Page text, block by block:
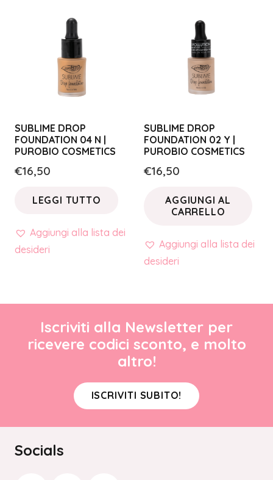
SUBLIME DROP
FOUNDATION 04 N |
PUROBIO COSMETICS
€16,50
LEGGI TUTTO
Aggiungi alla lista dei
desideri
SUBLIME DROP
FOUNDATION 02 Y |
PUROBIO COSMETICS
€16,50
AGGIUNGI AL
CARRELLO
Aggiungi alla lista dei
desideri
Iscriviti alla Newsletter per
ricevere codici sconto, e molto
altro!
ISCRIVITI SUBITO!
Socials